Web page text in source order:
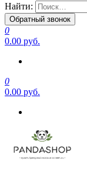
Найти:
Обратный звонок
0
0.00 руб.
0
0.00 руб.